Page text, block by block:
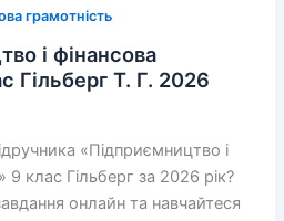
грамотність
і фінансова
Гільберг Т. Г. 2026
«Підприємництво і
9 клас Гільберг за 2026 рік?
онлайн та навчайтеся